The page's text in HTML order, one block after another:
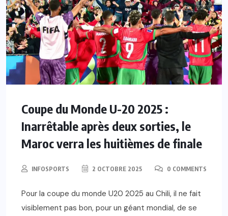
Coupe du Monde U-20 2025 :
Inarrêtable après deux sorties, le
Maroc verra les huitièmes de finale
INFOSPORTS 2 OCTOBRE 2025 0 COMMENTS
Pour la coupe du monde U20 2025 au Chili, il ne fait
visiblement pas bon, pour un géant mondial, de se